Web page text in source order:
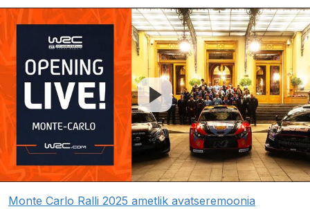
Monte Carlo Ralli 2025 ametlik avatseremoonia